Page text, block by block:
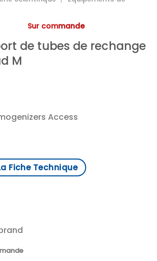
Sur commande
de tubes de rechange
M
Access
Fiche Technique